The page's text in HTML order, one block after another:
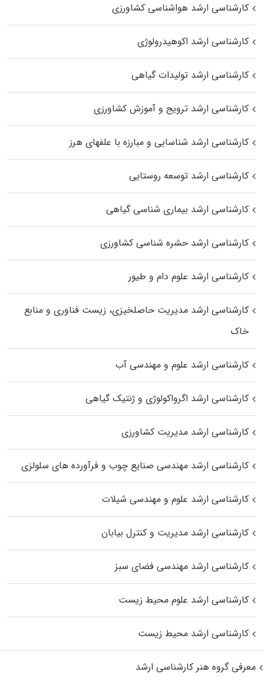
کارشناسی ارشد هواشناسی کشاورزی
کارشناسی ارشد اکوهیدرولوژی
کارشناسی ارشد تولیدات گیاهی
کارشناسی ارشد ترویج و آموزش کشاورزی
کارشناسی ارشد شناسایی و مبارزه با علفهای هرز
کارشناسی ارشد توسعه روستایی
کارشناسی ارشد بیماری‌ شناسی گیاهی
کارشناسی ارشد حشره‌ شناسی کشاورزی
کارشناسی ارشد علوم دام و طیور
کارشناسی ارشد مدیریت حاصلخیزی، زیست فناوری و منابع
خاک
کارشناسی ارشد علوم و مهندسی آب
کارشناسی ارشد اگرواکولوژی و ژنتیک گیاهی
کارشناسی ارشد مدیریت کشاورزی
کارشناسی ارشد مهندسی صنایع چوب و فرآورده‌ های سلولزی
کارشناسی ارشد علوم و مهندسی شیلات
کارشناسی ارشد مدیریت و کنترل بیابان
کارشناسی ارشد مهندسی فضای سبز
کارشناسی ارشد علوم محیط‌ زیست
کارشناسی ارشد محیط زیست
معرفی گروه هنر کارشناسی ارشد